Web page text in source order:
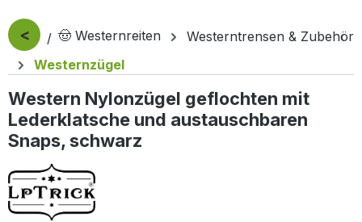
< 🤠 Westernreiten
Westerntrensen & Zubehör
Westernzügel
Western Nylonzügel geflochten mit
Lederklatsche und austauschbaren
Snaps, schwarz